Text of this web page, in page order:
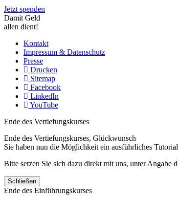
Jetzt spenden
Damit Geld
allen dient!
Kontakt
Impressum & Datenschutz
Presse
Drucken
Sitemap
Facebook
LinkedIn
YouTube
Ende des Vertiefungskurses
Ende des Vertiefungskurses, Glückwunsch
Sie haben nun die Möglichkeit ein ausführliches
Bitte setzen Sie sich dazu direkt mit uns, unter
Schließen
Ende des Einführungskurses